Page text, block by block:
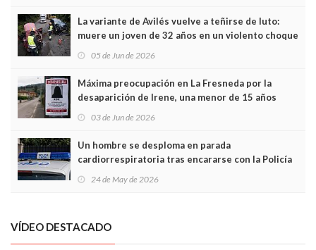
La variante de Avilés vuelve a teñirse de luto:
muere un joven de 32 años en un violento choque
frontal
05 de Jun de 2026
Máxima preocupación en La Fresneda por la
desaparición de Irene, una menor de 15 años
03 de Jun de 2026
Un hombre se desploma en parada
cardiorrespiratoria tras encararse con la Policía
Local en Luanco
24 de May de 2026
VÍDEO DESTACADO